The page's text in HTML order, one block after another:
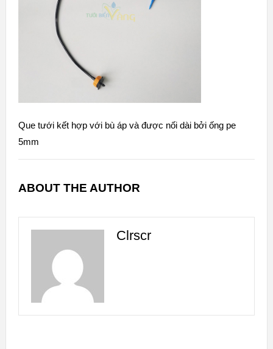
Que tưới kết hợp với bù áp và được nối dài bởi ống pe
5mm
ABOUT THE AUTHOR
Clrscr